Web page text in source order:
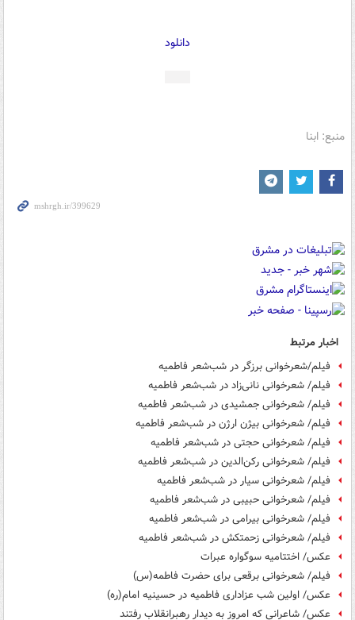
دانلود
منبع: ابنا
اخبار مرتبط
فیلم/شعرخوانی برزگر در شب‌شعر فاطمیه
فیلم/ شعرخوانی نانی‌زاد در شب‌شعر فاطمیه
فیلم/ شعرخوانی جمشیدی در شب‌شعر فاطمیه
فیلم/ شعرخوانی بیژن ارژن در شب‌شعر فاطمیه
فیلم/ شعرخوانی حجتی در شب‌شعر فاطمیه
فیلم/ شعرخوانی رکن‌الدین در شب‌شعر فاطمیه
فیلم/ شعرخوانی سیار در شب‌شعر فاطمیه
فیلم/ شعرخوانی حبیبی در شب‌شعر فاطمیه
فیلم/ شعرخوانی بیرامی در شب‌شعر فاطمیه
فیلم/ شعرخوانی زحمتکش در شب‌شعر فاطمیه
عکس/ اختتامیه سوگواره عبرات
فیلم/ شعرخوانی برقعی برای حضرت فاطمه(س)
عکس/ اولین شب عزاداری فاطمیه در حسینیه امام(ره)
عکس/ شاعرانی که امروز به دیدار رهبرانقلاب رفتند